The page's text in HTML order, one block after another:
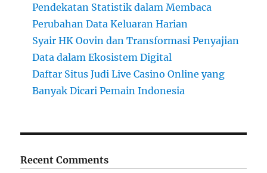
Pendekatan Statistik dalam Membaca
Perubahan Data Keluaran Harian
Syair HK Oovin dan Transformasi Penyajian
Data dalam Ekosistem Digital
Daftar Situs Judi Live Casino Online yang
Banyak Dicari Pemain Indonesia
Recent Comments